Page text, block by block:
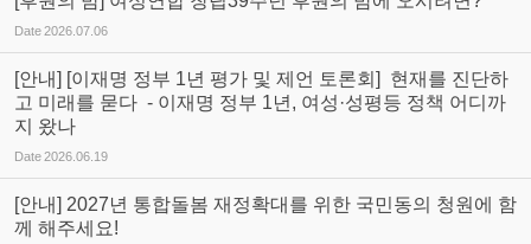
Date2026.07.06
[안내] [이재명 정부 1년 평가 및 제언 토론회] 현재를 진단하
고 미래를 묻다 - 이재명 정부 1년, 여성·성평등 정책 어디까
지 왔나
Date2026.06.19
[안내] 2027년 통합돌봄 재정확대를 위한 국민동의 청원에 함
께 해주세요!